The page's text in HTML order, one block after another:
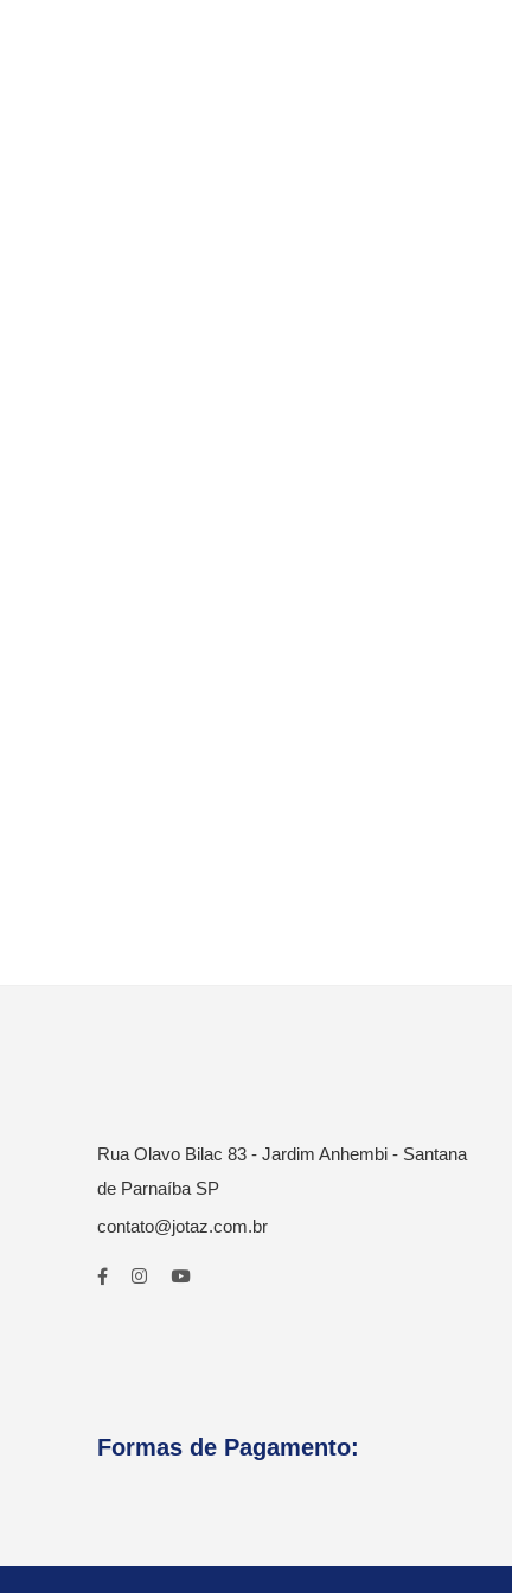
Rua Olavo Bilac 83 - Jardim Anhembi - Santana
de Parnaíba SP
contato@jotaz.com.br
Formas de Pagamento: